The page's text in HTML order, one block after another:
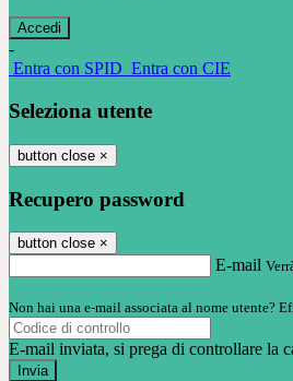
-
Entra con SPID Entra con CIE
Seleziona utente
button close ×
Recupero password
button close ×
E-mail
Non hai una e-mail associata al nome utente?
E-mail inviata, si prega di controllare la